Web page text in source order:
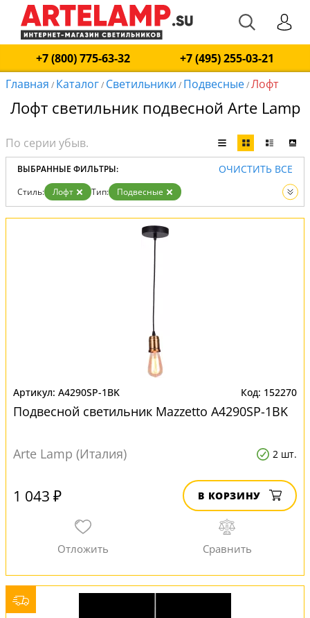
+7 (800) 775-63-32
+7 (495) 255-03-21
Главная / Каталог/ Светильники / Подвесные/Лофт
Лофт светильник подвесной Arte Lamp
ВЫБРАННЫЕ ФИЛЬТРЫ: ОЧИСТИТЬ ВСЕ
Стиль: Лофт Тип:
Подвесные
Вид:
Светильники
A4290SP-1BK 152270
Подвесной светильник Mazzetto A4290SP-1BK
Arte Lamp (Италия) 2 шт.
1 043 ₽ В КОРЗИНУ